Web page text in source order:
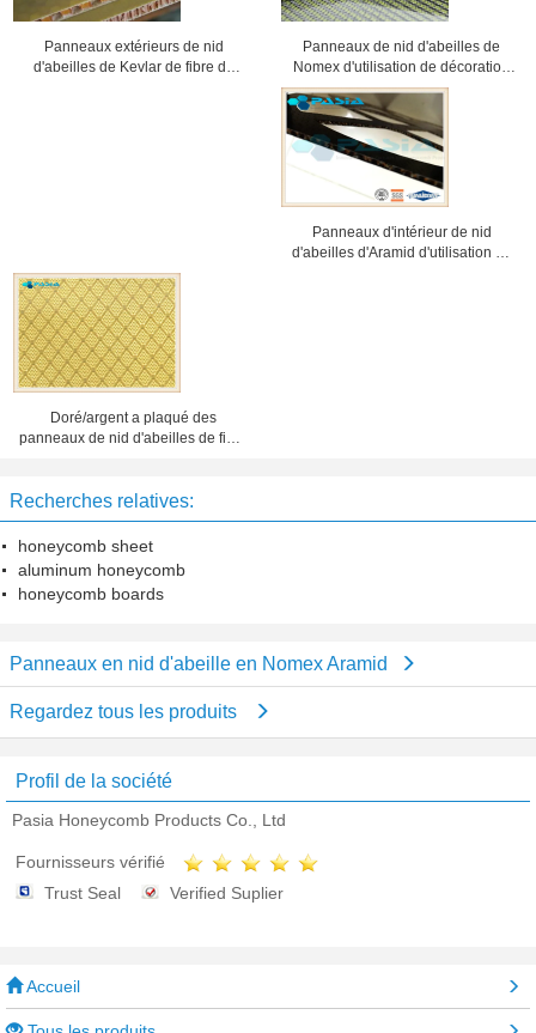
Panneaux extérieurs de nid
d'abeilles de Kevlar de fibre de
Panneaux de nid d'abeilles de
Nomex d'utilisation de décoration
de yacht avec des plats de Prepreg
de surface de fibre de carbone
Panneaux d'intérieur de nid
d'abeilles d'Aramid d'utilisation de
Doré/argent a plaqué des
panneaux de nid d'abeilles de fibre
Recherches relatives:
honeycomb sheet
aluminum honeycomb
honeycomb boards
Panneaux en nid d'abeille en Nomex Aramid
Regardez tous les produits
Profil de la société
Pasia Honeycomb Products Co., Ltd
Fournisseurs vérifié
Trust Seal
Verified Suplier
Accueil